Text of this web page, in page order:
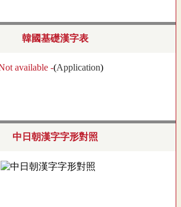
韓國基礎漢字表
available -(Application)
中日朝漢字字形對照